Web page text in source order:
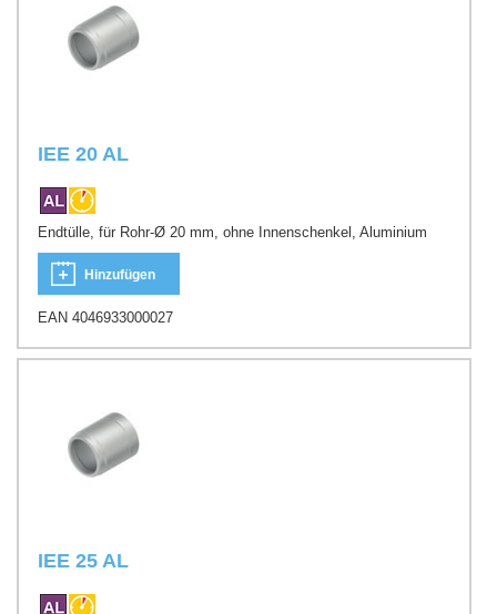
IEE 20 AL
Endtülle, für Rohr-Ø 20 mm, ohne Innenschenkel, Aluminium
Hinzufügen
EAN 4046933000027
IEE 25 AL